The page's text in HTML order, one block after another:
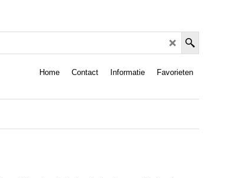
Home Contact Informatie Favorieten